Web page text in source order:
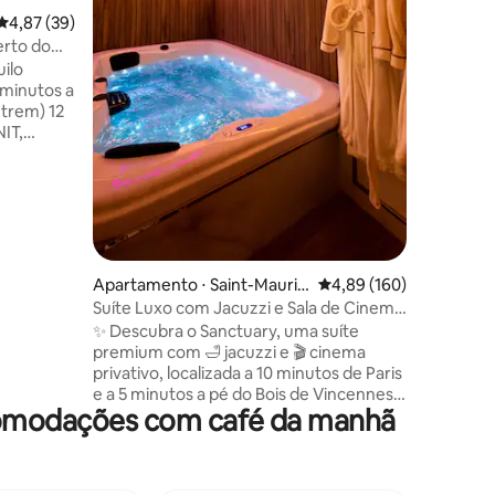
de uma avaliação média de 5, 39 avaliações
4,87 (39)
do
12
Apartamento ⋅ Saint-Mauric
e
4,89 de uma avaliação
4,89 (160)
Suíte Luxo com Jacuzzi e Sala de Cinema
– 10 min de Paris
✨️ Descubra o Sanctuary, uma suíte
premium com 🛁 jacuzzi e 🎬 cinema
privativo, localizada a 10 minutos de Paris
e a 5 minutos a pé do Bois de Vincennes
🌳 Um refúgio que combina bem-estar,
conforto e discrição em um ambiente
com café da manhã